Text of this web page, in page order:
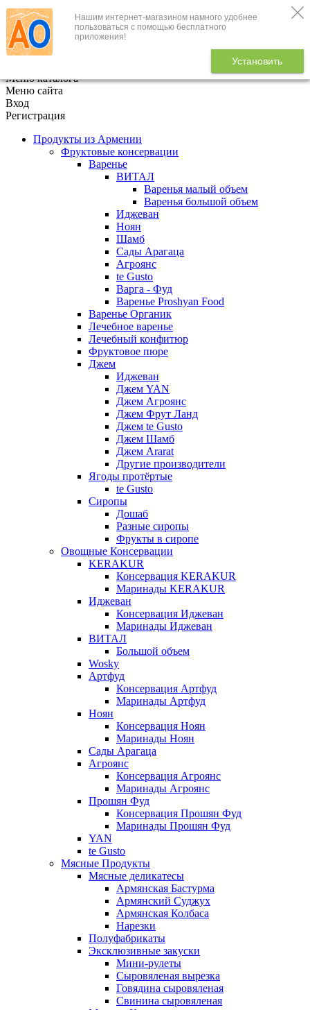
Нашим интернет-магазином намного удобнее
пользоваться с помощью бесплатного
приложения!
Установить
+7 (495) 646-888-1
В корзине
Меню каталога
Меню сайта
Вход
Регистрация
Продукты из Армении
Фруктовые консервации
Варенье
ВИТАЛ
Варенья малый объем
Варенья большой объем
Иджеван
Ноян
Шамб
Сады Арагаца
Агроянс
te Gusto
Варга - Фуд
Варенье Proshyan Food
Варенье Органик
Лечебное варенье
Лечебный конфитюр
Фруктовое пюре
Джем
Иджеван
Джем YAN
Джем Агроянс
Джем Фрут Ланд
Джем te Gusto
Джем Шамб
Джем Ararat
Другие производители
Ягоды протёртые
te Gusto
Сиропы
Дошаб
Разные сиропы
Фрукты в сиропе
Овощные Консервации
KERAKUR
Консервация KERAKUR
Маринады KERAKUR
Иджеван
Консервация Иджеван
Маринады Иджеван
ВИТАЛ
Большой объем
Wosky
Артфуд
Консервация Артфуд
Маринады Артфуд
Ноян
Консервация Ноян
Маринады Ноян
Сады Арагаца
Агроянс
Консервация Агроянс
Маринады Агроянс
Прошян Фуд
Консервация Прошян Фуд
Маринады Прошян Фуд
YAN
te Gusto
Мясные Продукты
Мясные деликатесы
Армянская Бастурма
Армянский Суджух
Армянская Колбаса
Нарезки
Полуфабрикаты
Эксклюзивные закуски
Мини-рулеты
Сыровяленая вырезка
Говядина сыровяленая
Свинина сыровяленая